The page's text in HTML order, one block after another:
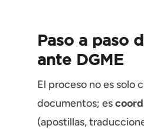
Paso a paso
ante DGME
El proceso no es solo
documentos; es
(apostillas,